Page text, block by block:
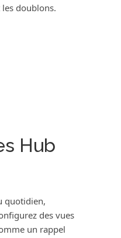
doublons.
Hub
quotidien,
des vues
un rappel